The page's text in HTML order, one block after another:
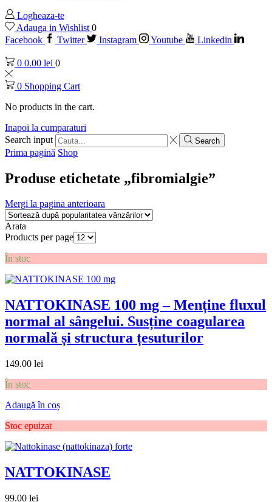
Logheaza-te
Adauga in Wishlist 0
Facebook
Twitter Instagram Youtube Linkedin
0 0.00 lei 0
0 Shopping Cart
No products in the cart.
Inapoi la cumparaturi
Search input
Search
Prima pagină Shop
Produse etichetate „fibromialgie”
Mergi la pagina anterioara
Arata
Products per page
În stoc
NATTOKINASE 100 mg – Menține fluxul
normal al sângelui. Susține coagularea
normală și structura țesuturilor
149.00 lei
În stoc
Adaugă în coș
Stoc epuizat
NATTOKINASE
99.00 lei